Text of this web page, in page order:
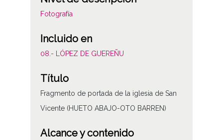
Fotografía
Incluido en
08.- LÓPEZ DE GUEREÑU
Título
Fragmento de portada de la iglesia de San
Vicente (HUETO ABAJO-OTO BARREN)
Alcance y contenido